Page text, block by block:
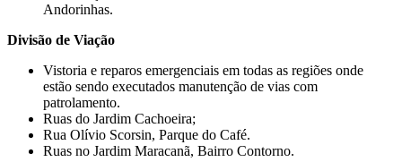
Andorinhas.
Divisão de Viação
Vistoria e reparos emergenciais em todas as regiões onde
estão sendo executados manutenção de vias com
patrolamento.
Ruas do Jardim Cachoeira;
Rua Olívio Scorsin, Parque do Café.
Ruas no Jardim Maracanã, Bairro Contorno.